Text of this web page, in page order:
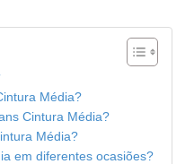
Média?
Cintura Média?
Média?
em diferentes ocasiões?